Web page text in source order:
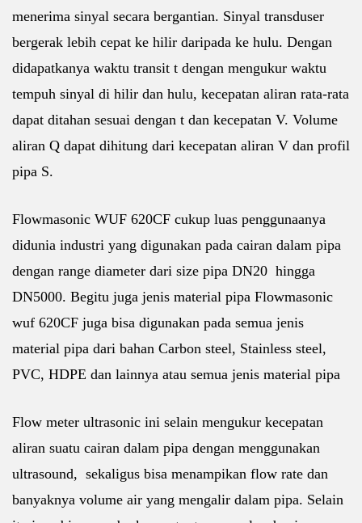
menerima sinyal secara bergantian. Sinyal transduser
bergerak lebih cepat ke hilir daripada ke hulu. Dengan
didapatkanya waktu transit t dengan mengukur waktu
tempuh sinyal di hilir dan hulu, kecepatan aliran rata-rata
dapat ditahan sesuai dengan t dan kecepatan V. Volume
aliran Q dapat dihitung dari kecepatan aliran V dan profil
pipa S.
Flowmasonic WUF 620CF cukup luas penggunaanya
didunia industri yang digunakan pada cairan dalam pipa
dengan range diameter dari size pipa DN20 hingga
DN5000. Begitu juga jenis material pipa Flowmasonic
wuf 620CF juga bisa digunakan pada semua jenis
material pipa dari bahan Carbon steel, Stainless steel,
PVC, HDPE dan lainnya atau semua jenis material pipa
Flow meter ultrasonic ini selain mengukur kecepatan
aliran suatu cairan dalam pipa dengan menggunakan
ultrasound, sekaligus bisa menampikan flow rate dan
banyaknya volume air yang mengalir dalam pipa. Selain